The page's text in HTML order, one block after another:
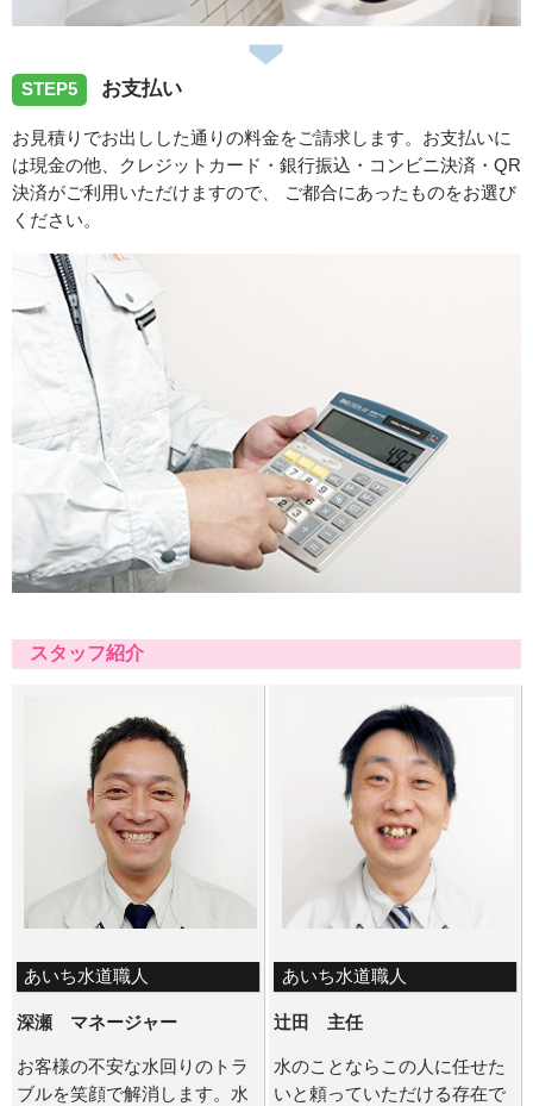
STEP5 お支払い
お見積りでお出しした通りの料金をご請求します。お支払いに
は現金の他、クレジットカード・銀行振込・コンビニ決済・QR
決済がご利用いただけますので、 ご都合にあったものをお選び
ください。
スタッフ紹介
あいち水道職人
深瀬 マネージャー
お客様の不安な水回りのトラ
ブルを笑顔で解消します。水
あいち水道職人
辻田 主任
水のことならこの人に任せた
いと頼っていただける存在で